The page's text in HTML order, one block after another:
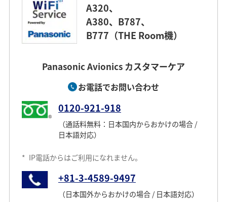
A320、
A380、B787、
B777（THE Room機）
Panasonic Avionics カスタマーケア
お電話でお問い合わせ
0120-921-918
（通話料無料：日本国内からおかけの場合 /
日本語対応）
* IP電話からはご利用になれません。
+81-3-4589-9497
（日本国外からおかけの場合 / 日本語対応）